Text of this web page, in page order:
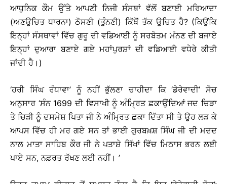
ਆਧੁਨਿਕ ਕੌਮ ਉੱਤੇ ਆਪਣੀ ਨਿਜੀ ਸੰਸਥਾਂ ਵੱਲੋਂ ਬਣਾਈ ਮਰਿਆਦਾ
(ਅਣਉਚਿਤ ਧਾਰਨਾ) ਠੋਸਣੀ (ਤੁੰਨਣੀ) ਕਿੱਥੋਂ ਤੱਕ ਉਚਿਤ ਹੈ? (ਕਿਉਂਕਿ
ਇਨ੍ਹਾਂ ਸੰਸਥਾਵਾਂ ਵਿੱਚ ਗੁਰੂ ਦੀ ਵਡਿਆਈ ਨੂੰ ਸਰਬੋਤਮ ਮੰਨਣ ਦੀ ਬਜਾਏ
ਇਨ੍ਹਾਂ ਦੁਆਰਾ ਬਣਾਏ ਗਏ ਮਹਾਂਪੁਰਸ਼ਾਂ ਦੀ ਵਡਿਆਈ ਵਧੇਰੇ ਕੀਤੀ
ਜਾਂਦੀ ਹੈ।)
‘ਹਰੀ ਸਿੰਘ ਰੰਧਾਵਾ’ ਨੂੰ ਨਹੀਂ ਭੁੱਲਣਾ ਚਾਹੀਦਾ ਕਿ ‘ਡੇਰੇਵਾਦੀ’ ਸੋਚ
ਅਨੁਸਾਰ ‘ਸੰਨ 1699 ਦੀ ਵਿਸਾਖੀ ਨੂੰ ਅੰਮ੍ਰਿਤ ਛਕਾਉਂਦਿਆਂ ਜਦ ਚਿੜਾ
ਤੇ ਚਿੜੀ ਨੂੰ ਦਸਮੇਸ਼ ਪਿਤਾ ਜੀ ਨੇ ਅੰਮ੍ਰਿਤ ਛਕਾ ਦਿੱਤਾ ਸੀ ਤੇ ਉਹ ਲੜ ਕੇ
ਆਪਸ ਵਿੱਚ ਹੀ ਮਰ ਗਏ ਸਨ ਤਾਂ ਭਾਈ ਗੁਰਬਖ਼ਸ਼ ਸਿੰਘ ਜੀ ਦੀ ਮਦਦ
ਨਾਲ ਮਾਤਾ ਸਾਹਿਬ ਕੌਰ ਜੀ ਨੇ ਪਤਾਸ਼ੇ ਸਿੱਖਾਂ ਵਿੱਚ ਮਿਠਾਸ ਭਰਨ ਲਈ
ਪਾਏ ਸਨ, ਨਫ਼ਰਤ ਰੱਖਣ ਲਈ ਨਹੀਂ। ’